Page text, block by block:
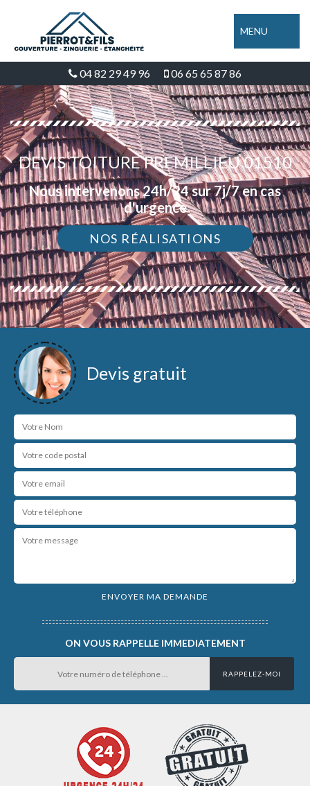
MENU
04 82 29 49 96 06 65 65 87 86
DEVIS TOITURE PREMILLIEU 01510
Nous intervenons 24h/24 sur 7j/7 en cas
d'urgence
NOS RÉALISATIONS
Devis gratuit
ON VOUS RAPPELLE IMMEDIATEMENT